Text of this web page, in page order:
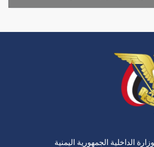
الداخلية الجمهورية اليمنية